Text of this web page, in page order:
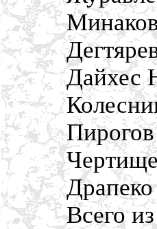
Дайхес
Всего